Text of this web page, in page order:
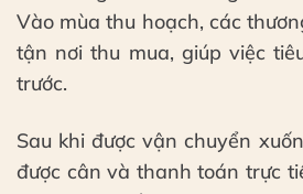
Vào mùa thu hoạch, các
tận nơi thu mua, giúp việc
trước.
Sau khi được vận chuyển
được cân và thanh toán trực